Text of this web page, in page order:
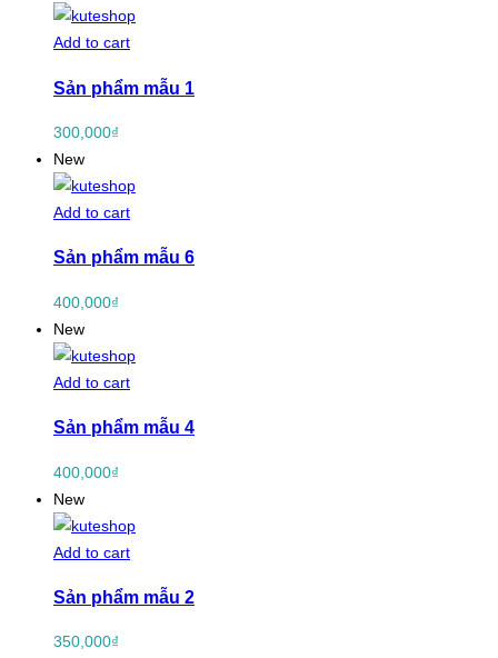
Add to cart
Sản phẩm mẫu 1
300,000₫
New
Add to cart
Sản phẩm mẫu 6
400,000₫
New
Add to cart
Sản phẩm mẫu 4
400,000₫
New
Add to cart
Sản phẩm mẫu 2
350,000₫